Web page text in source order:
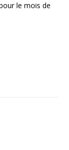
le mois de